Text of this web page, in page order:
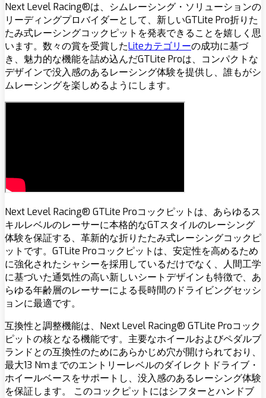
Next Level Racing®は、シムレーシング・ソリューションの
リーディングプロバイダーとして、 新しいGTLite Pro折りた
たみ式レーシングコックピットを発表できることを嬉しく思
います。 数々の賞を受賞したLiteカテゴリーの成功に基づ
き、魅力的な機能を詰め込んだGTLite Proは、コンパクトな
デザインで没入感のあるレーシング体験を提供し、誰もがシ
ムレーシングを楽しめるようにします。
Next Level Racing® GTLite Proコックピットは、あらゆるス
キルレベルのレーサーに本格的なGTスタイルのレーシング
体験を保証する、革新的な折りたたみ式レーシングコックピ
ットです。GTLite Proコックピットは、安定性を高めるため
に強化されたシャシーを採用しているだけでなく、人間工学
に基づいた通気性の高い新しいシートデザインも特徴で、あ
らゆる年齢層のレーサーによる長時間のドライビングセッシ
ョンに最適です。
互換性と調整機能は、Next Level Racing® GTLite Proコック
ピットの核となる機能です。主要なホイールおよびペダルブ
ランドとの互換性のためにあらかじめ穴が開けられており、
最大13 Nmまでのエントリーレベルのダイレクトドライブ・
ホイールベースをサポートし、没入感のあるレーシング体験
を保証します。 このコックピットにはシフターとハンドブ